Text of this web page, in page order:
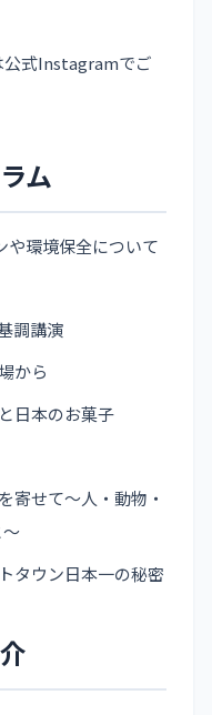
公式Instagramでご
ム
や環境保全について
調講演
から
日本のお菓子
寄せて～人・動物・
タウン日本一の秘密